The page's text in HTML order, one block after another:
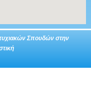
Σπουδών στην